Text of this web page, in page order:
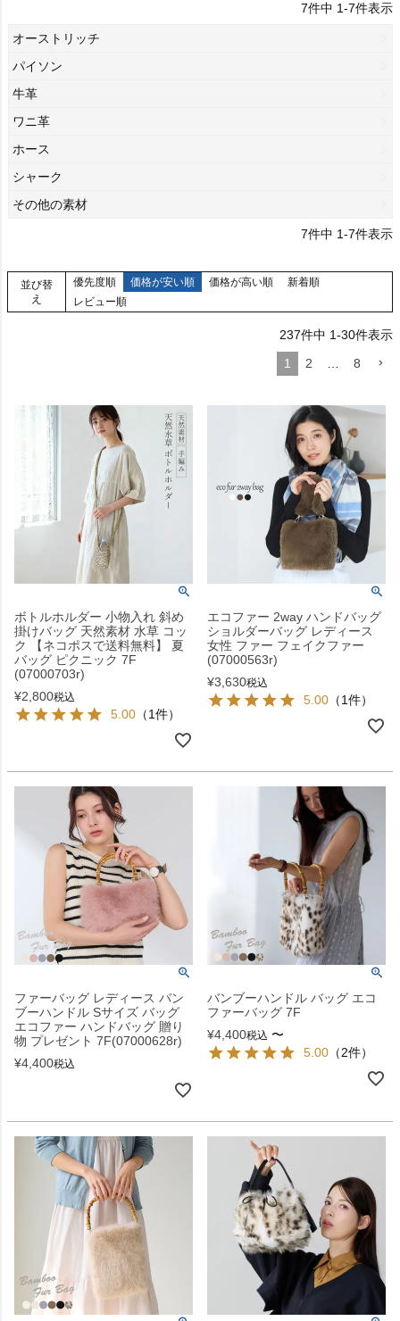
7件中 1-7件表示
オーストリッチ
パイソン
牛革
ワニ革
ホース
シャーク
その他の素材
7件中 1-7件表示
並び替
え
優先度順 価格が安い順 価格が高い順
新着順
レビュー順
237件中 1-30件表示
1
2 8
ボトルホルダー 小物入れ 斜め
掛けバッグ 天然素材 水草 コッ
ク 【ネコポスで送料無料】 夏
バッグ ピクニック 7F
(07000703r)
¥2,800税込
5.00 （1件）
エコファー 2way ハンドバッグ
ショルダーバッグ レディース
女性 ファー フェイクファー
(07000563r)
¥3,630税込
5.00 （1件）
ファーバッグ レディース バン
ブーハンドル Sサイズ バッグ
エコファー ハンドバッグ 贈り
物 プレゼント 7F(07000628r)
¥4,400税込
バンブーハンドル バッグ エコ
ファーバッグ 7F
¥4,400税込 〜
5.00 （2件）